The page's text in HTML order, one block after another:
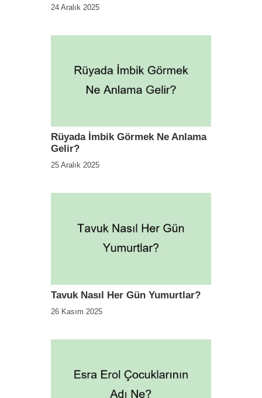
24 Aralık 2025
Rüyada İmbik Görmek Ne Anlama
Gelir?
25 Aralık 2025
Tavuk Nasıl Her Gün Yumurtlar?
26 Kasım 2025